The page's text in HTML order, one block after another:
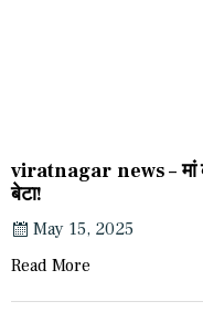
viratnagar news – मां
बेटा!
May 15, 2025
Read More